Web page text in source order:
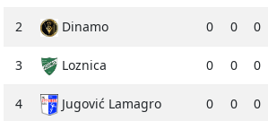
2 Dinamo 0 0 0
3 Loznica 0 0 0
4 Jugović Lamagro 0 0 0